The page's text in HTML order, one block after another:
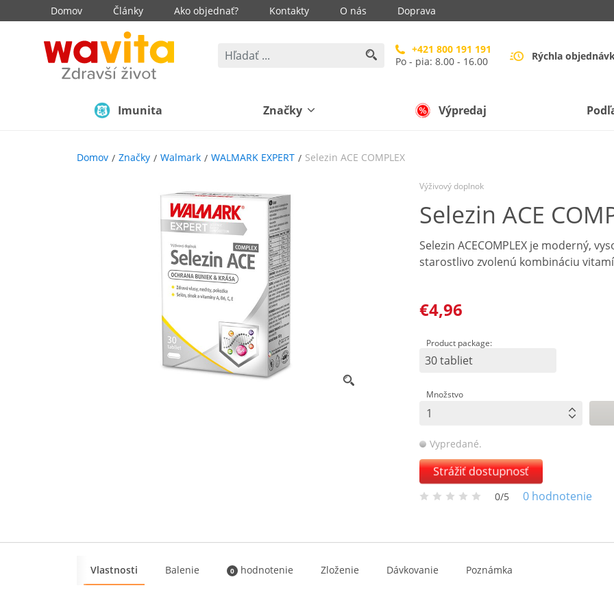
Domov Články Ako objednať? Kontakty O nás Doprava
+421 800 191 191
Po - pia: 8.00 - 16.00
Rýchla
Imunita Značky Výpredaj
Domov Značky Walmark WALMARK EXPERT Selezin ACE COMPLEX
Výživový doplnok
Selezin ACE
Selezin ACECOMPLEX je moderný,
starostlivo zvolenú kombináciu
€4,96
Product package:
30 tabliet
Množstvo
Vypredané.
Strážiť dostupnosť
0/5 0 hodnotenie
Vlastnosti Balenie 0 hodnotenie Zloženie Dávkovanie Poznámka